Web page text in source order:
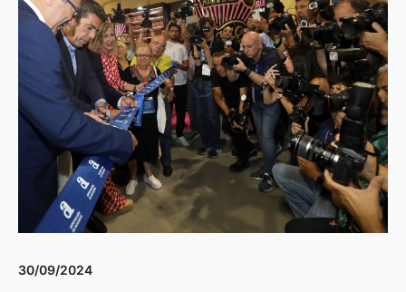
30/09/2024